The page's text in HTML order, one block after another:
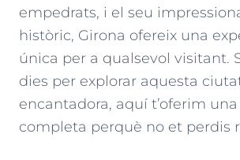
empedrats, i el seu
històric, Girona ofereix una
única per a qualsevol visitant.
dies per explorar aquesta
encantadora, aquí t’oferim
completa perquè no et perdis